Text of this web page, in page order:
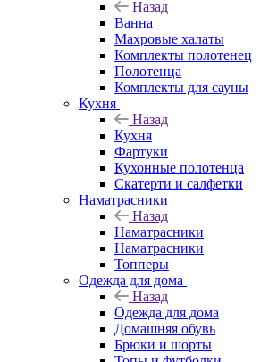
Назад
Ванна
Махровые халаты
Комплекты полотенец
Полотенца
Комплекты для сауны
Кухня
Назад
Кухня
Фартуки
Кухонные полотенца
Скатерти и салфетки
Наматрасники
Назад
Наматрасники
Наматрасники
Топперы
Одежда для дома
Назад
Одежда для дома
Домашняя обувь
Брюки и шорты